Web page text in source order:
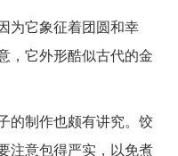
为它象征着团圆和幸
，它外形酷似古代的金
的制作也颇有讲究。饺
注意包得严实，以免煮